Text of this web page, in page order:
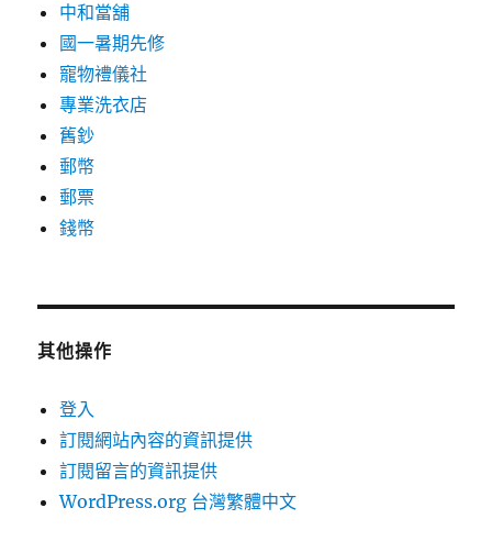
中和當舖
國一暑期先修
寵物禮儀社
專業洗衣店
舊鈔
郵幣
郵票
錢幣
其他操作
登入
訂閱網站內容的資訊提供
訂閱留言的資訊提供
WordPress.org 台灣繁體中文